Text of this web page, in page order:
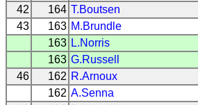
42
164 T.Boutsen
43
163 M.Brundle
163 L.Norris
163 G.Russell
46
162 R.Arnoux
162 A.Senna